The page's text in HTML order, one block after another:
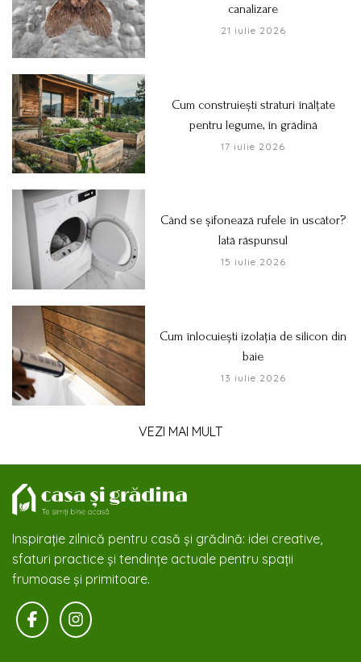
canalizare
21 iulie 2026
Cum construiești straturi înălțate
pentru legume, în grădină
17 iulie 2026
Când se șifonează rufele în uscător?
Iată răspunsul
15 iulie 2026
Cum înlocuiești izolația de silicon din
baie
13 iulie 2026
VEZI MAI MULT
Inspirație zilnică pentru casă și grădină: idei creative,
sfaturi practice și tendințe actuale pentru spații
frumoase și primitoare.